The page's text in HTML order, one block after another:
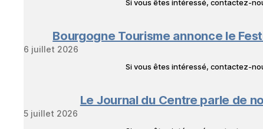
Si vous êtes intéressé, contactez-
Bourgogne Tourisme annonce le
6 juillet 2026
Si vous êtes intéressé, contactez-
Le Journal du Centre parle de
5 juillet 2026